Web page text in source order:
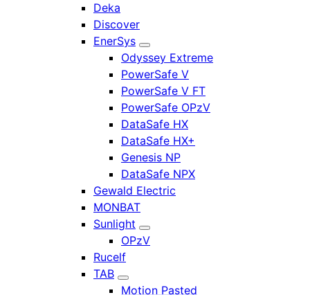
Deka
Discover
EnerSys
Odyssey Extreme
PowerSafe V
PowerSafe V FT
PowerSafe OPzV
DataSafe HX
DataSafe HX+
Genesis NP
DataSafe NPX
Gewald Electric
MONBAT
Sunlight
OPzV
Rucelf
TAB
Motion Pasted